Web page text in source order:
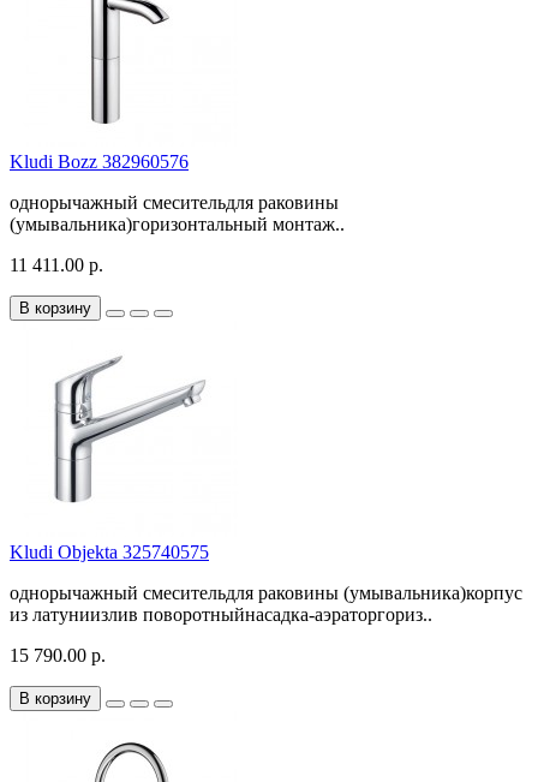
Kludi Bozz 382960576
однорычажный смесительдля раковины
(умывальника)горизонтальный монтаж..
11 411.00 р.
В корзину
Kludi Objekta 325740575
однорычажный смесительдля раковины (умывальника)корпус
из латуниизлив поворотныйнасадка-аэраторгориз..
15 790.00 р.
В корзину